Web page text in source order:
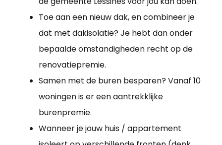
Toe aan een nieuw dak, en combineer je
dat met dakisolatie? Je hebt dan onder
bepaalde omstandigheden recht op de
renovatiepremie.
Samen met de buren besparen? Vanaf 10
woningen is er een aantrekklijke
burenpremie.
Wanneer je jouw huis / appartement